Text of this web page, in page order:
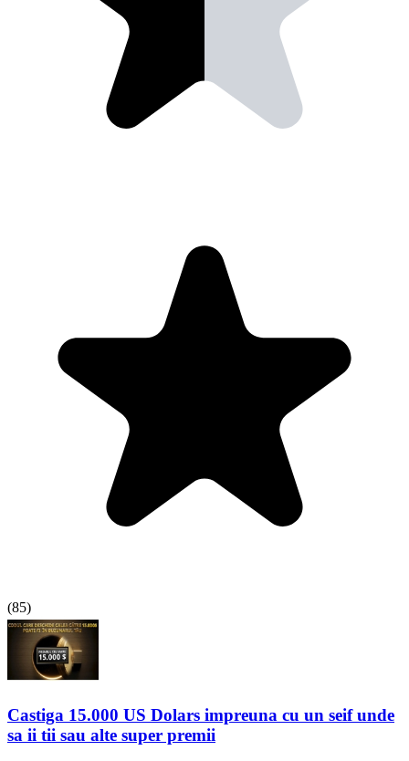
(85)
Castiga 15.000 US Dolars impreuna cu un seif unde
sa ii tii sau alte super premii